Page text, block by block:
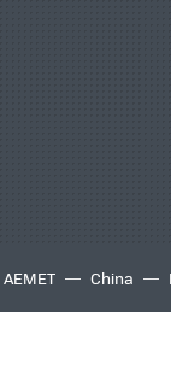
AEMET China